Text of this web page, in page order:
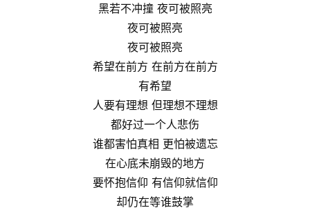
黑若不冲撞 夜可被照亮
夜可被照亮
夜可被照亮
希望在前方 在前方在前方
有希望
人要有理想 但理想不理想
都好过一个人悲伤
谁都害怕真相 更怕被遗忘
在心底未崩毁的地方
要怀抱信仰 有信仰就信仰
却仍在等谁鼓掌